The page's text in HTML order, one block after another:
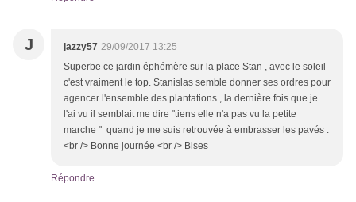
J jazzy57 29/09/2017 13:25
Superbe ce jardin éphémère sur la place Stan , avec le soleil
c'est vraiment le top. Stanislas semble donner ses ordres pour
agencer l'ensemble des plantations , la dernière fois que je
l'ai vu il semblait me dire "tiens elle n'a pas vu la petite
marche " quand je me suis retrouvée à embrasser les pavés .
<br /> Bonne journée <br /> Bises
Répondre